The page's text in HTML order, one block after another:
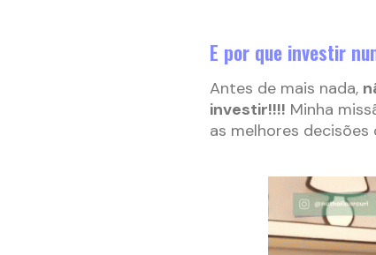
E por que investir
Antes de mais nada,
investir!!!! Minha
as melhores